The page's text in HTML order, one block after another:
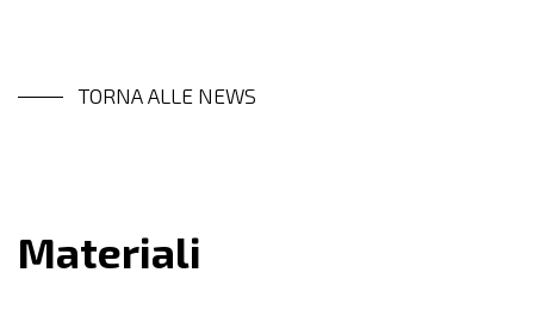
TORNA ALLE NEWS
Materiali